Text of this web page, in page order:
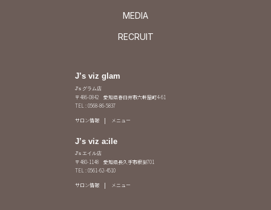
MEDIA
RECRUIT
J’s viz glam
J's グラム店
〒486-0842 愛知県春日井市六軒屋町4-61
TEL : 0568-86-5837
サロン情報 メニュー
J’s viz a:ile
J's エイル店
〒480-1148 愛知県長久手市根嶽701
TEL : 0561-62-4510
サロン情報 メニュー